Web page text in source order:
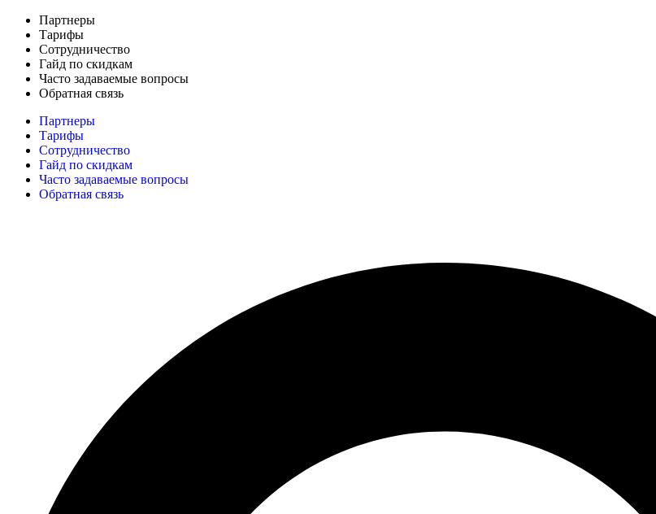
Партнеры
Тарифы
Сотрудничество
Гайд по скидкам
Часто задаваемые вопросы
Обратная связь
Партнеры
Тарифы
Сотрудничество
Гайд по скидкам
Часто задаваемые вопросы
Обратная связь